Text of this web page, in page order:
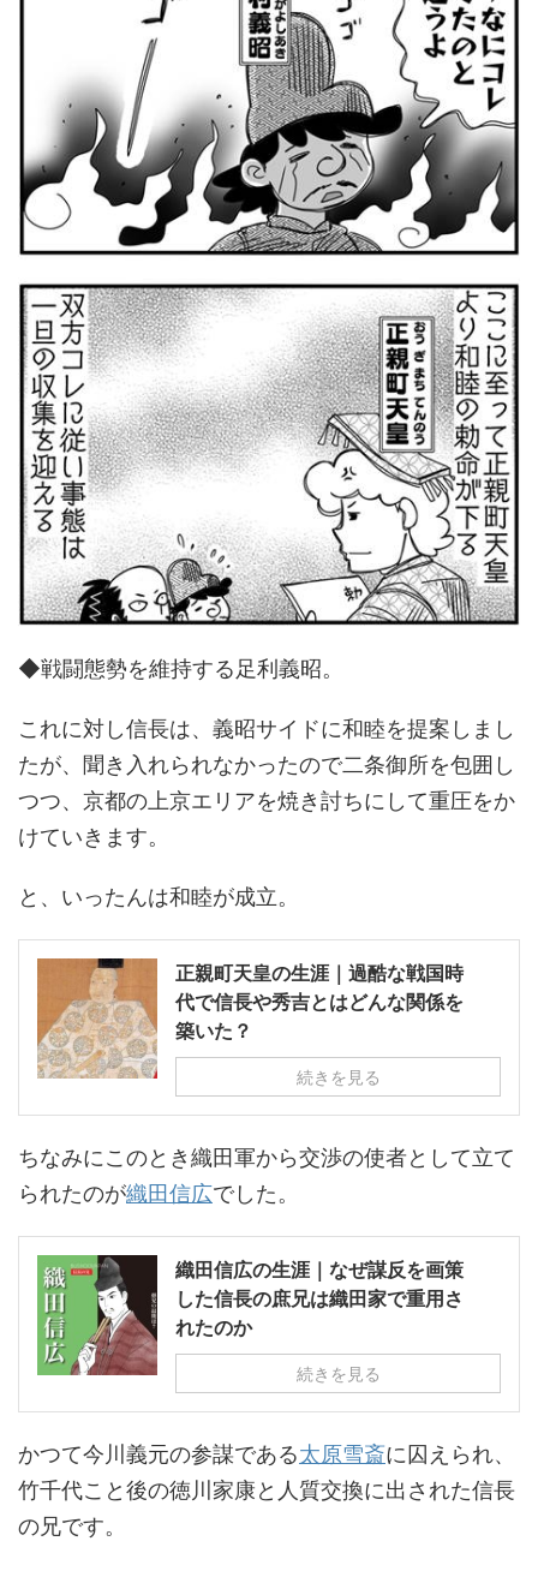
◆戦闘態勢を維持する足利義昭。
これに対し信長は、義昭サイドに和睦を提案しまし
たが、聞き入れられなかったので二条御所を包囲し
つつ、京都の上京エリアを焼き討ちにして重圧をか
けていきます。
と、いったんは和睦が成立。
正親町天皇の生涯｜過酷な戦国時
代で信長や秀吉とはどんな関係を
築いた？
続きを見る
ちなみにこのとき織田軍から交渉の使者として立て
られたのが織田信広でした。
織田信広の生涯｜なぜ謀反を画策
した信長の庶兄は織田家で重用さ
れたのか
続きを見る
かつて今川義元の参謀である太原雪斎に囚えられ、
竹千代こと後の徳川家康と人質交換に出された信長
の兄です。